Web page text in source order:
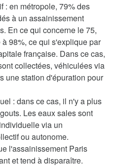
: en métropole, 79% des
à un assainissement
En ce qui concerne le 75,
98%, ce qui s'explique par
française. Dans ce cas,
collectées, véhiculées via
une station d'épuration pour
: dans ce cas, il n'y a plus
Les eaux sales sont
via un
ou autonome.
l'assainissement Paris
et tend à disparaître.